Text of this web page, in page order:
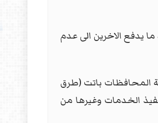
يدفع الاخرين الى عدم
المحافظات باتت (طرق
الخدمات وغيرها من